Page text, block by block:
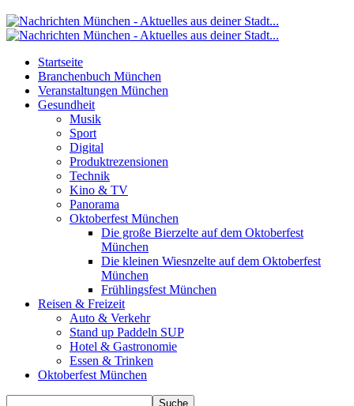
Startseite
Branchenbuch München
Veranstaltungen München
Gesundheit
Musik
Sport
Digital
Produktrezensionen
Technik
Kino & TV
Panorama
Oktoberfest München
Die große Bierzelte auf dem Oktoberfest
München
Die kleinen Wiesnzelte auf dem Oktoberfest
München
Frühlingsfest München
Reisen & Freizeit
Auto & Verkehr
Stand up Paddeln SUP
Hotel & Gastronomie
Essen & Trinken
Oktoberfest München